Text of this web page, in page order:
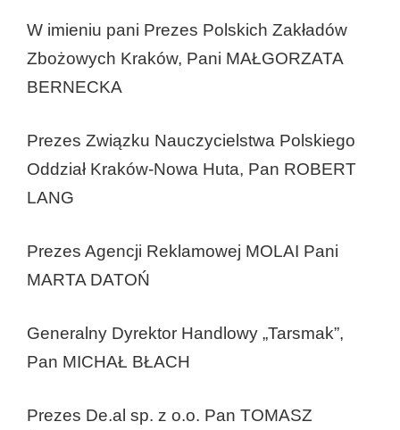
W imieniu pani Prezes Polskich Zakładów
Zbożowych Kraków, Pani MAŁGORZATA
BERNECKA
Prezes Związku Nauczycielstwa Polskiego
Oddział Kraków-Nowa Huta, Pan ROBERT
LANG
Prezes Agencji Reklamowej MOLAI Pani
MARTA DATOŃ
Generalny Dyrektor Handlowy „Tarsmak”,
Pan MICHAŁ BŁACH
Prezes De.al sp. z o.o. Pan TOMASZ